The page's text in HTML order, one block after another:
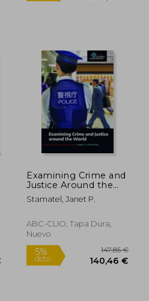
5%
dcto.
Examining Crime and
Justice Around the
World (en Inglés)
Stamatel, Janet P.
ABC-CLIO, Tapa Dura,
Nuevo